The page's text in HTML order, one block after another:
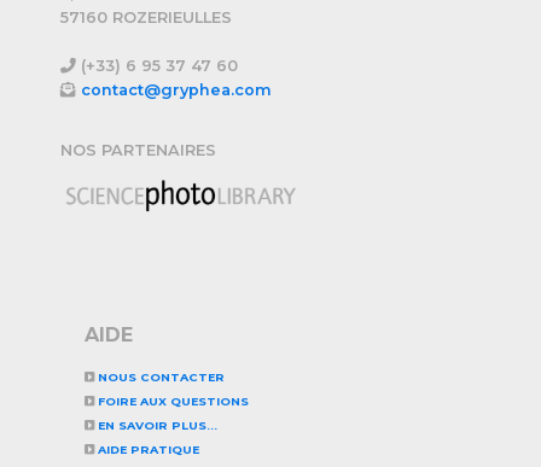
57160 ROZERIEULLES
(+33) 6 95 37 47 60
contact@gryphea.com
NOS PARTENAIRES
AIDE
NOUS CONTACTER
FOIRE AUX QUESTIONS
EN SAVOIR PLUS...
AIDE PRATIQUE